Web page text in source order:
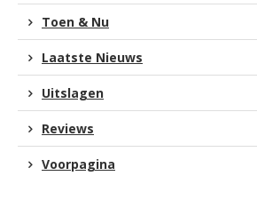
Toen & Nu
Laatste Nieuws
Uitslagen
Reviews
Voorpagina